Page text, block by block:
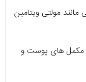
مولتی ویتامین‌
مکمل ‌های پوست و